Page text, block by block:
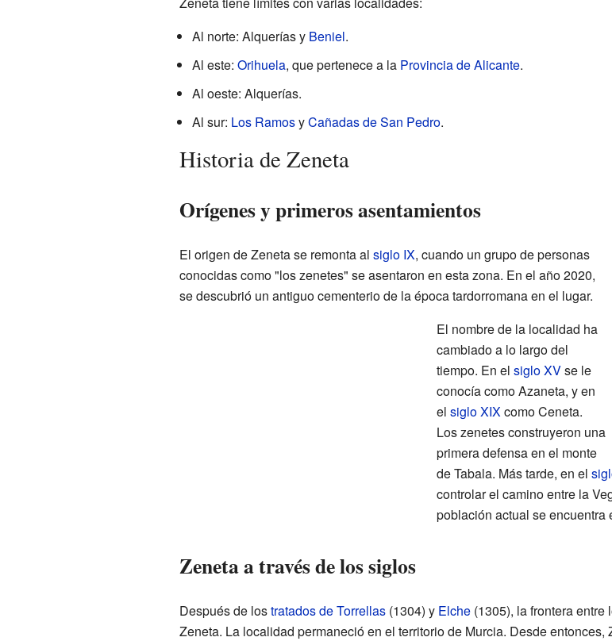
Al norte: Alquerías y Beniel.
Al este: Orihuela, que pertenece a la Provincia de Alicante.
Al oeste: Alquerías.
Al sur: Los RamosyCañadas de San Pedro.
Historia de Zeneta
Orígenes y primeros asentamientos
El origen de Zeneta se remonta al siglo IX, cuando un grupo de personas
conocidas como "los zenetes" se asentaron en esta zona. En el año 2020,
se descubrió un antiguo cementerio de la época tardorromana en el lugar.
El nombre de la localidad ha
cambiado a lo largo del
tiempo. En el siglo XVse le
conocía como Azaneta, y en
el siglo XIXcomo Ceneta.
Los zenetes construyeron una
primera defensa en el monte
de Tabala. Más tarde, en el
controlar el camino entre la
población actual se encuentra
Zeneta a través de los siglos
Después de lostratados de Torrellas(1304) y Elche(1305), la frontera entre
Zeneta. La localidad permaneció en el territorio de Murcia. Desde